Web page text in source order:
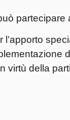
partecipare
della